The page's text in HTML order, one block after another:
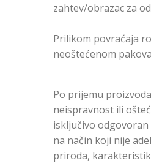
zahtev/obrazac za
Prilikom povraćaja
neoštećenom
Po prijemu
neispravnost ili
isključivo
na način koji nije
priroda,